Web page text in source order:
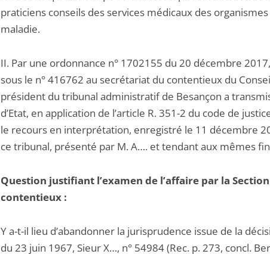
praticiens conseils des services médicaux des organismes
maladie.
II. Par une ordonnance n° 1702155 du 20 décembre
sous le n° 416762 au secrétariat du contentieux du
président du tribunal administratif de Besançon a
d’Etat, en application de l’article R. 351-2 du code de
le recours en interprétation, enregistré le 11 décembre
ce tribunal, présenté par M. A…. et tendant aux mêmes
Question justifiant l’examen de l’affaire par la
contentieux :
Y a-t-il lieu d’abandonner la jurisprudence issue de la
du 23 juin 1967, Sieur X…, n° 54984 (Rec. p. 273, concl.